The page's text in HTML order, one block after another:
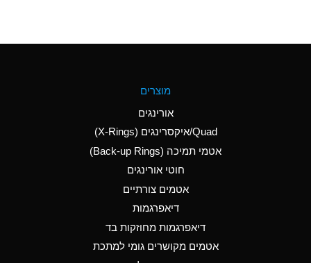
Aluminum Nitrate
(Aqueous)
Aluminum Phosphate
Ammonia Anhydrous
D
מוצרים
אורינגים
Quad/איקסרינגים (X-Rings)
אטמי תמיכה (Back-up Rings)
חוטי אורינגים
אטמים צורתיים
דיאפרגמות
דיאפרגמות מחוזקות בד
אטמים מקושרים גומי למתכת